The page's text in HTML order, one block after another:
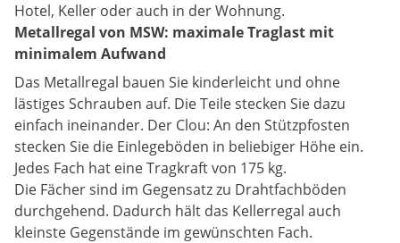
Hotel, Keller oder auch in der Wohnung.
Metallregal von MSW: maximale Traglast mit
minimalem Aufwand
Das Metallregal bauen Sie kinderleicht und ohne
lästiges Schrauben auf. Die Teile stecken Sie dazu
einfach ineinander. Der Clou: An den Stützpfosten
stecken Sie die Einlegeböden in beliebiger Höhe ein.
Jedes Fach hat eine Tragkraft von 175 kg.
Die Fächer sind im Gegensatz zu Drahtfachböden
durchgehend. Dadurch hält das Kellerregal auch
kleinste Gegenstände im gewünschten Fach.